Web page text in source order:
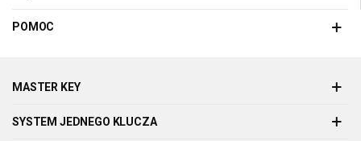
POMOC
MASTER KEY
SYSTEM JEDNEGO KLUCZA